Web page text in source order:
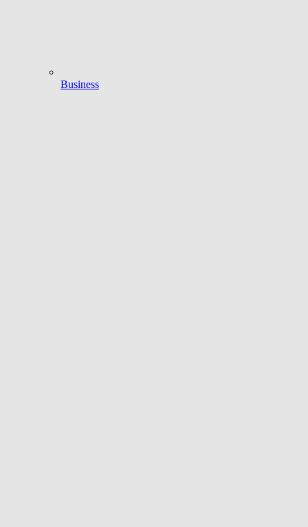
Business